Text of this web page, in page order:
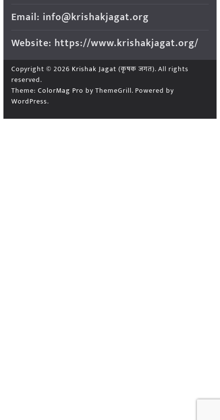
Email: info@krishakjagat.org
Website: https://www.krishakjagat.org/
Copyright © 2026 Krishak Jagat (कृषक जगत). All rights
reserved.
Theme: ColorMag Pro by ThemeGrill. Powered by
WordPress.